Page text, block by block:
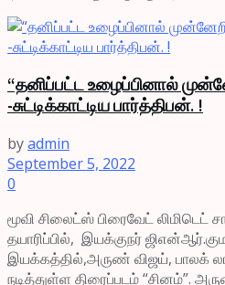
“தனிப்பட்ட உழைப்பினால்
-சுட்டிக்காட்டிய பார்த்திபன். !
byadmin
September 5, 2022
0
மூவி சிலைட்ஸ் பிரைவேட் லிமிடெட்
தயாரிப்பில், இயக்குநர்
இயக்கத்தில்,அருண் விஜய், பாலக்
நடித்துள்ள திரைப்படம் “சினம்”.